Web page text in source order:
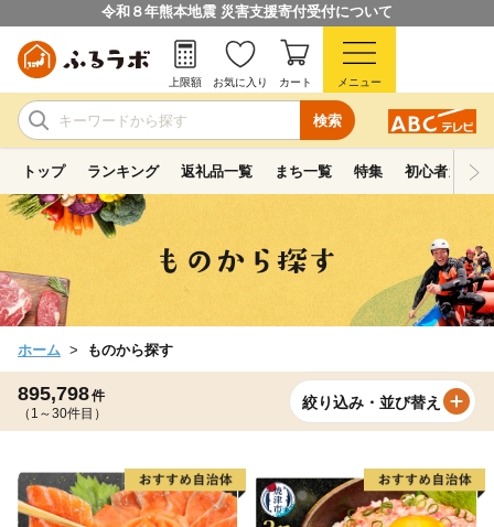
令和８年熊本地震 災害支援寄付受付について
検索
上限額 お気に入り カート メニュー
トップ ランキング 返礼品一覧 まち一覧 特集 初心者ガイド
ホーム ものから探す
895,798件
（1～30件目）
絞り込み・並び替え